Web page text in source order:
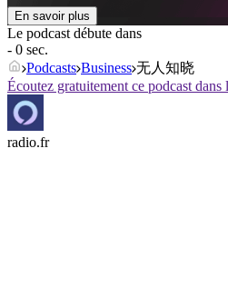
En savoir plus
Le podcast débute dans
- 0 sec.
Podcasts Business 无人知晓
Écoutez gratuitement ce podcast
radio.fr